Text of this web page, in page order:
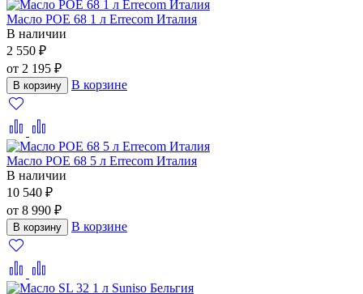
Масло POE 68 1 л Errecom Италия
В наличии
2 550 ₽
от 2 195 ₽
В корзину В корзине
Масло POE 68 5 л Errecom Италия
В наличии
10 540 ₽
от 8 990 ₽
В корзину В корзине